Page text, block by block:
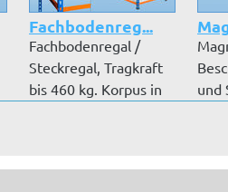
Fachbodenreg...
Fachbodenregal /
Steckregal, Tragkraft
bis 460 kg. Korpus in
und